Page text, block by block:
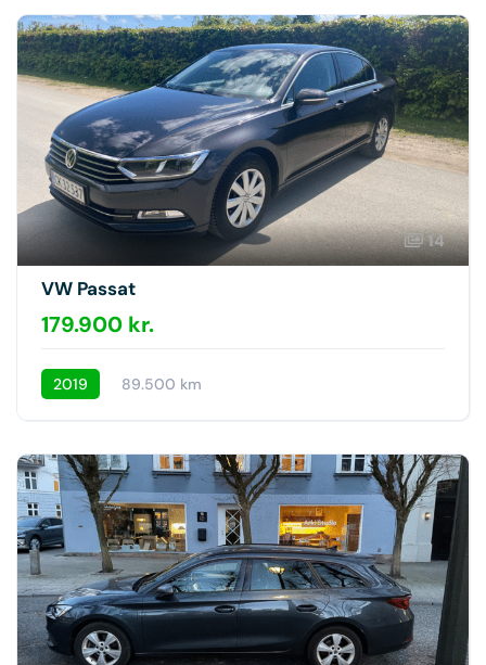
14
VW Passat
179.900 kr.
2019 89.500 km